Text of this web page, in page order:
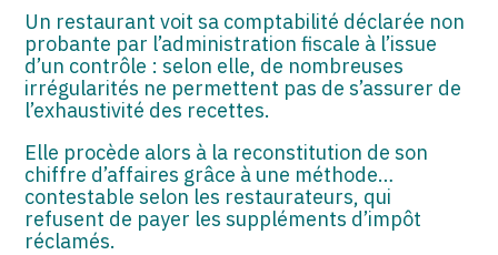
Un restaurant voit sa comptabilité déclarée non
probante par l’administration fiscale à l’issue
d’un contrôle : selon elle, de nombreuses
irrégularités ne permettent pas de s’assurer de
l’exhaustivité des recettes.
Elle procède alors à la reconstitution de son
chiffre d’affaires grâce à une méthode…
contestable selon les restaurateurs, qui
refusent de payer les suppléments d’impôt
réclamés.